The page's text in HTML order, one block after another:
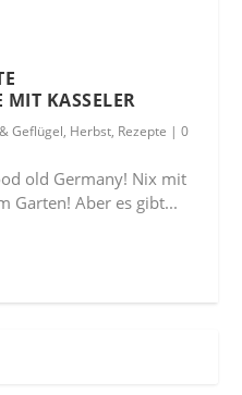
MIT KASSELER
Geflügel, Herbst, Rezepte |0
old Germany! Nix mit
Garten! Aber es gibt...